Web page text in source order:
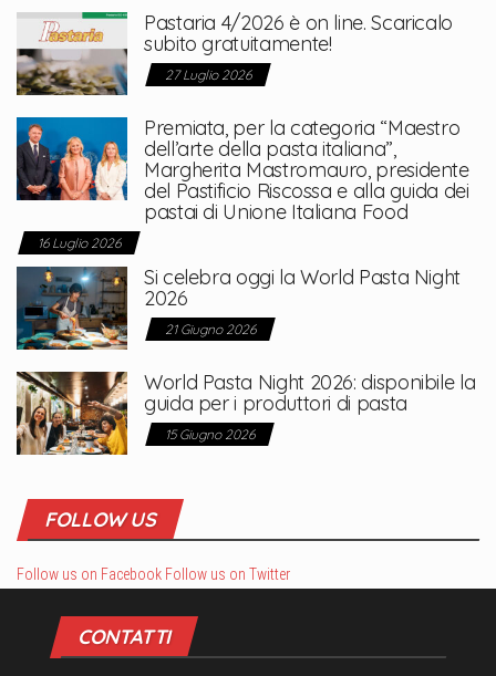
Pastaria 4/2026 è on line. Scaricalo
subito gratuitamente!
27 Luglio 2026
Premiata, per la categoria “Maestro
dell’arte della pasta italiana”,
Margherita Mastromauro, presidente
del Pastificio Riscossa e alla guida dei
pastai di Unione Italiana Food
16 Luglio 2026
Si celebra oggi la World Pasta Night
2026
21 Giugno 2026
World Pasta Night 2026: disponibile la
guida per i produttori di pasta
15 Giugno 2026
FOLLOW US
Follow us on Facebook Follow us on Twitter
CONTATTI